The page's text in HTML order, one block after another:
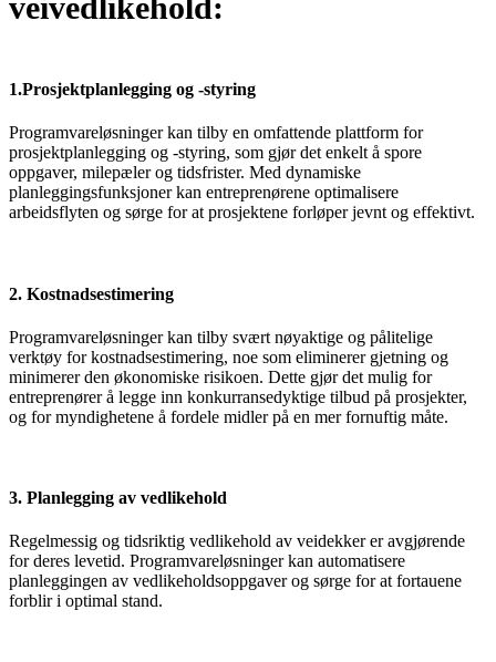
1.Prosjektplanlegging og -styring
Programvareløsninger kan tilby en omfattende plattform for
prosjektplanlegging og -styring, som gjør det enkelt å spore
oppgaver, milepæler og tidsfrister. Med dynamiske
planleggingsfunksjoner kan entreprenørene optimalisere
arbeidsflyten og sørge for at prosjektene forløper jevnt og effektivt.
2. Kostnadsestimering
Programvareløsninger kan tilby svært nøyaktige og pålitelige
verktøy for kostnadsestimering, noe som eliminerer gjetning og
minimerer den økonomiske risikoen. Dette gjør det mulig for
entreprenører å legge inn konkurransedyktige tilbud på prosjekter,
og for myndighetene å fordele midler på en mer fornuftig måte.
3. Planlegging av vedlikehold
Regelmessig og tidsriktig vedlikehold av veidekker er avgjørende
for deres levetid. Programvareløsninger kan automatisere
planleggingen av vedlikeholdsoppgaver og sørge for at fortauene
forblir i optimal stand.